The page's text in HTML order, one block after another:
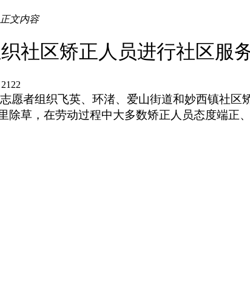
正文内容
社区矫正人员进行社区服
2122
愿者组织飞英、环渚、爱山街道和妙西镇社区
草，在劳动过程中大多数矫正人员态度端正、